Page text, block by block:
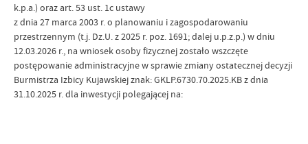
k.p.a.) oraz art. 53 ust. 1c ustawy
z dnia 27 marca 2003 r. o planowaniu i zagospodarowaniu
przestrzennym (t.j. Dz.U. z 2025 r. poz. 1691; dalej u.p.z.p.) w dniu
12.03.2026 r., na wniosek osoby fizycznej zostało wszczęte
postępowanie administracyjne w sprawie zmiany ostatecznej decyzji
Burmistrza Izbicy Kujawskiej znak: GKLP.6730.70.2025.KB z dnia
31.10.2025 r. dla inwestycji polegającej na: